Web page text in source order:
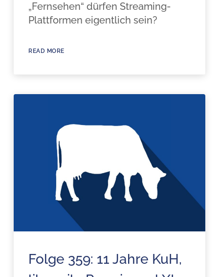
„Fernsehen“ dürfen Streaming-
Plattformen eigentlich sein?
READ MORE
Folge 359: 11 Jahre KuH,